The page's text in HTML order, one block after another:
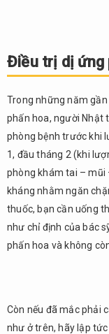
Điều trị dị ứng
Trong những năm gần
phấn hoa, người Nhật
phòng bệnh trước khi
1, đầu tháng 2 (khi
phòng khám tai – mũi
kháng nhằm ngăn
thuốc, bạn cần uống
như chỉ định của bác
phấn hoa và không
Còn nếu đã mắc phải
như ở trên, hãy lập tức